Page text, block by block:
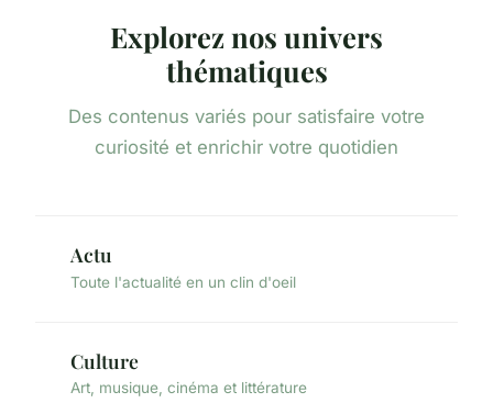
Explorez nos univers
thématiques
Des contenus variés pour satisfaire votre
curiosité et enrichir votre quotidien
Actu
Toute l'actualité en un clin d'oeil
Culture
Art, musique, cinéma et littérature